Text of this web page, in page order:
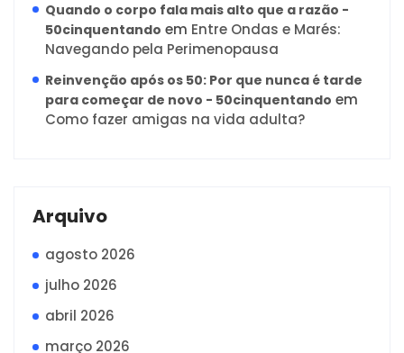
Quando o corpo fala mais alto que a razão -
50cinquentando em Entre Ondas e Marés:
Navegando pela Perimenopausa
Reinvenção após os 50: Por que nunca é tarde
para começar de novo - 50cinquentando em
Como fazer amigas na vida adulta?
Arquivo
agosto 2026
julho 2026
abril 2026
março 2026